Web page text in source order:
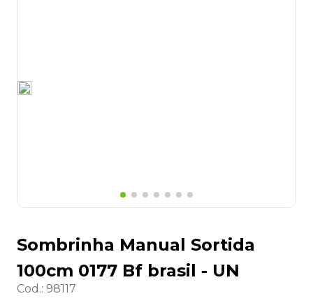
Sombrinha Manual Sortida
100cm 0177 Bf brasil - UN
Cod.: 98117
8